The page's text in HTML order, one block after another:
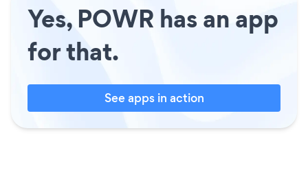
Yes, POWR has an app
for that.
See apps in action